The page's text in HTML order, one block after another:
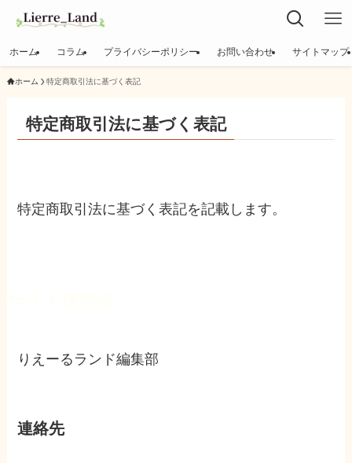
ホーム コラム プライバシーポリシー お問い合わせ サイトマップ
ホーム 特定商取引法に基づく表記
特定商取引法に基づく表記
特定商取引法に基づく表記を記載します。
りえーるランド編集部
連絡先